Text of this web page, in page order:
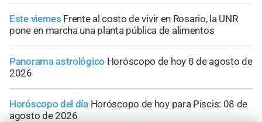
Este viernes Frente al costo de vivir en Rosario, la UNR
pone en marcha una planta pública de alimentos
Panorama astrológico Horóscopo de hoy 8 de agosto de
2026
Horóscopo del día Horóscopo de hoy para Piscis: 08 de
agosto de 2026